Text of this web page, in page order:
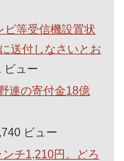
ビ等受信機設置状
送付しなさいとお
ビュー
連の寄付金18億
ビュー
ンチ1,210円。どろ